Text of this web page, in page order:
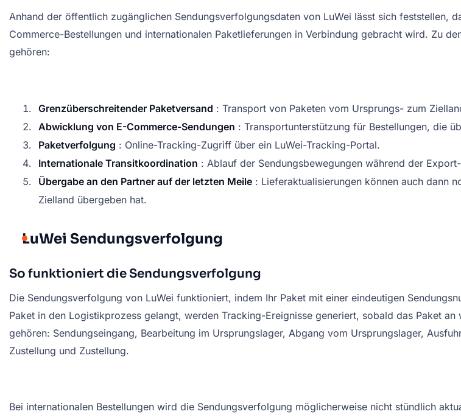
Anhand der öffentlich zugänglichen Sendungsverfolgungsdaten von LuWei lässt sich feststellen,
Commerce-Bestellungen und internationalen Paketlieferungen in Verbindung gebracht wird. Zu
gehören:
Grenzüberschreitender Paketversand : Transport von Paketen vom Ursprungs- zum
Abwicklung von E-Commerce-Sendungen : Transportunterstützung für Bestellungen, die
Paketverfolgung : Online-Tracking-Zugriff über ein LuWei-Tracking-Portal.
Internationale Transitkoordination : Ablauf der Sendungsbewegungen während der
Übergabe an den Partner auf der letzten Meile : Lieferaktualisierungen können auch dann
Zielland übergeben hat.
LuWei Sendungsverfolgung
So funktioniert die Sendungsverfolgung
Die Sendungsverfolgung von LuWei funktioniert, indem Ihr Paket mit einer eindeutigen
Paket in den Logistikprozess gelangt, werden Tracking-Ereignisse generiert, sobald das Paket
gehören: Sendungseingang, Bearbeitung im Ursprungslager, Abgang vom Ursprungslager,
Zustellung und Zustellung.
Bei internationalen Bestellungen wird die Sendungsverfolgung möglicherweise nicht stündlich